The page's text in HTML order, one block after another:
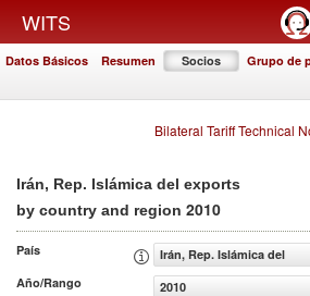
WITS
Datos Básicos Resumen Socios Grupo de
Bilateral Tariff Technical
Irán, Rep. Islámica del exports
by country and region 2010
País
Irán, Rep. Islámica del
Año/Rango
2010